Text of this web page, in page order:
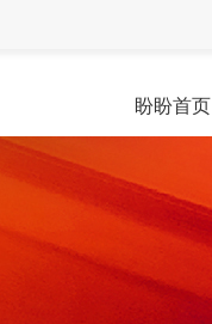
盼盼首页